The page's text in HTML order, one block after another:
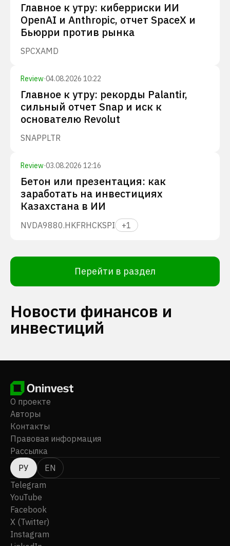
Главное к утру: киберриски ИИ
OpenAI и Anthropic, отчет SpaceX и
Бьюрри против рынка
SPCXAMD
Review·04.08.2026 10:22
Главное к утру: рекорды Palantir,
сильный отчет Snap и иск к
основателю Revolut
SNAPPLTR
Review·03.08.2026 12:16
Бетон или презентация: как
заработать на инвестициях
Казахстана в ИИ
NVDA9880.HKFRHCKSPI +1
Перейти в раздел
Новости финансов и
инвестиций
О проекте
Авторы
Контакты
Правовая информация
Рассылка
РУ
EN
Telegram
YouTube
Facebook
X (Twitter)
Instagram